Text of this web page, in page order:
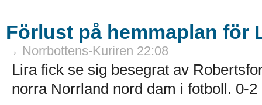
Förlust på hemmaplan för
→ Norrbottens-Kuriren 22:08
Lira fick se sig besegrat av
norra Norrland nord dam i fotboll. 0-